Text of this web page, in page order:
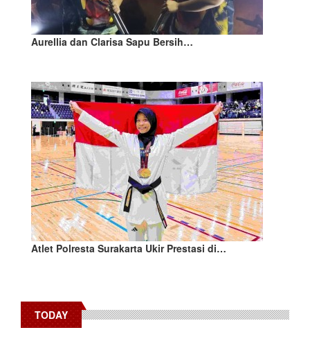
Aurellia dan Clarisa Sapu Bersih…
Atlet Polresta Surakarta Ukir Prestasi di…
TODAY